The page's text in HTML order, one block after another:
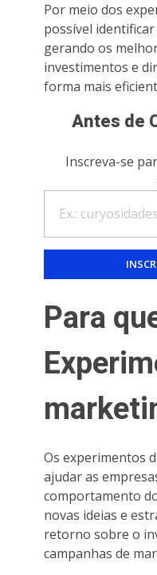
Por meio dos
possível
gerando os
investimentos e
forma mais
Antes de
Inscreva-se
Para
Os experimentos
ajudar as
comportamento
novas ideias e
retorno sobre o
campanhas de